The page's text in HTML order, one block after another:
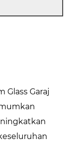
Garaj